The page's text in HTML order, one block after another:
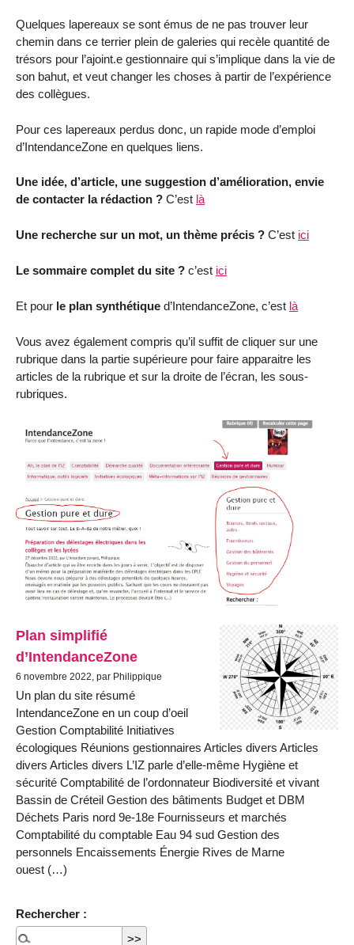
Quelques lapereaux se sont émus de ne pas trouver leur
chemin dans ce terrier plein de galeries qui recèle quantité de
trésors pour l’ajoint.e gestionnaire qui s’implique dans la vie de
son bahut, et veut changer les choses à partir de l’expérience
des collègues.
Pour ces lapereaux perdus donc, un rapide mode d’emploi
d’IntendanceZone en quelques liens.
Une idée, d’article, une suggestion d’amélioration, envie
de contacter la rédaction ? C’est là
Une recherche sur un mot, un thème précis ? C’est ici
Le sommaire complet du site ? c’est ici
Et pour le plan synthétique d’IntendanceZone, c’est là
Vous avez également compris qu’il suffit de cliquer sur une
rubrique dans la partie supérieure pour faire apparaitre les
articles de la rubrique et sur la droite de l’écran, les sous-
rubriques.
Plan simplifié
d’IntendanceZone
6 novembre 2022, par Philippique
Un plan du site résumé
IntendanceZone en un coup d’oeil
Gestion Comptabilité Initiatives
écologiques Réunions gestionnaires Articles divers Articles
divers Articles divers L’IZ parle d’elle-même Hygiène et
sécurité Comptabilité de l’ordonnateur Biodiversité et vivant
Bassin de Créteil Gestion des bâtiments Budget et DBM
Déchets Paris nord 9e-18e Fournisseurs et marchés
Comptabilité du comptable Eau 94 sud Gestion des
personnels Encaissements Énergie Rives de Marne
ouest (…)
Rechercher :